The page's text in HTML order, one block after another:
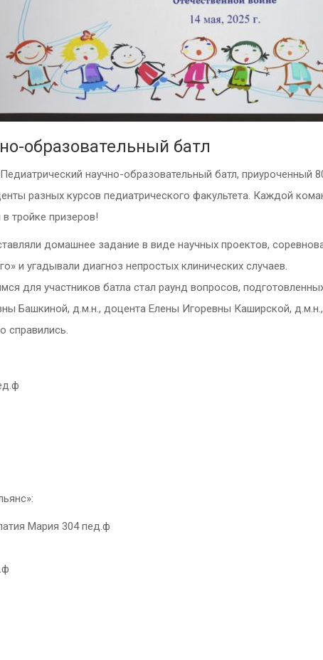
образовательный батл
научно-образовательный батл, приуроченный
разных курсов педиатрического факультета. Каждой
тройке призеров!
домашнее задание в виде научных проектов,
и угадывали диагноз непростых клинических случаев.
для участников батла стал раунд вопросов,
Башкиной, д.м.н., доцента Елены Игоревны Каширской,
справились.
Мария 304 пед.ф